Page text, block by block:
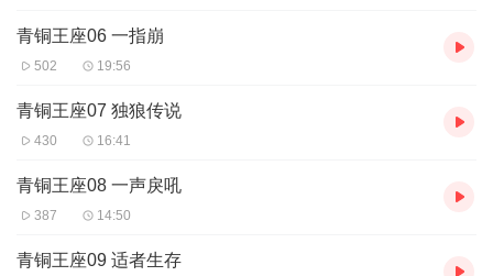
青铜王座06 一指崩
502 19:56
青铜王座07 独狼传说
430 16:41
青铜王座08 一声戾吼
387 14:50
青铜王座09 适者生存